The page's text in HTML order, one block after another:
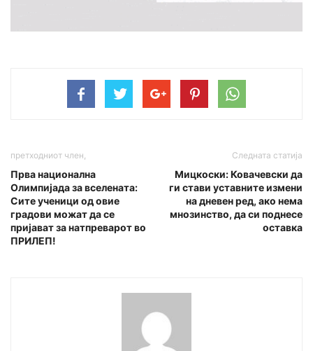
претходниот член,
Прва национална
Олимпијада за вселената:
Сите ученици од овие
градови можат да се
пријават за натпреварот во
ПРИЛЕП!
Следната статија
Мицкоски: Ковачевски да
ги стави уставните измени
на дневен ред, ако нема
мнозинство, да си поднесе
оставка